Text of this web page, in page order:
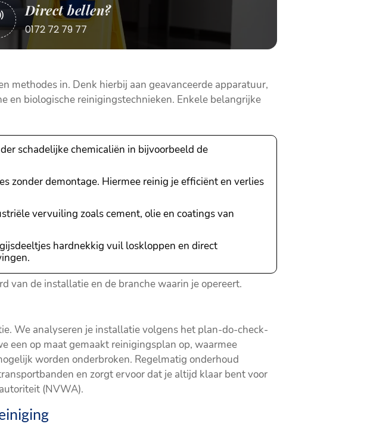
Direct bellen?
0172 72 79 77
methodes in. Denk hierbij aan geavanceerde apparatuur,
en biologische reinigingstechnieken. Enkele belangrijke
schadelijke chemicaliën in bijvoorbeeld de
zonder demontage. Hiermee reinig je efficiënt en verlies
vervuiling zoals cement, olie en coatings van
hardnekkig vuil loskloppen en direct
van de installatie en de branche waarin je opereert.
We analyseren je installatie volgens het plan-do-check-
een op maat gemaakt reinigingsplan op, waarmee
worden onderbroken. Regelmatig onderhoud
en zorgt ervoor dat je altijd klaar bent voor
(NVWA).